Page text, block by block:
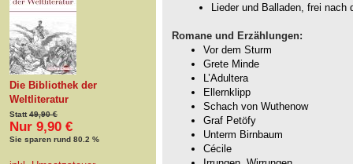
Die Bibliothek der
Weltliteratur
Statt49,90 €
Nur 9,90 €
Sie sparen rund 80.2 %
Lieder und Balladen, frei nach
Romane und Erzählungen:
Vor dem Sturm
Grete Minde
L’Adultera
Ellernklipp
Schach von Wuthenow
Graf Petöfy
Unterm Birnbaum
Cécile